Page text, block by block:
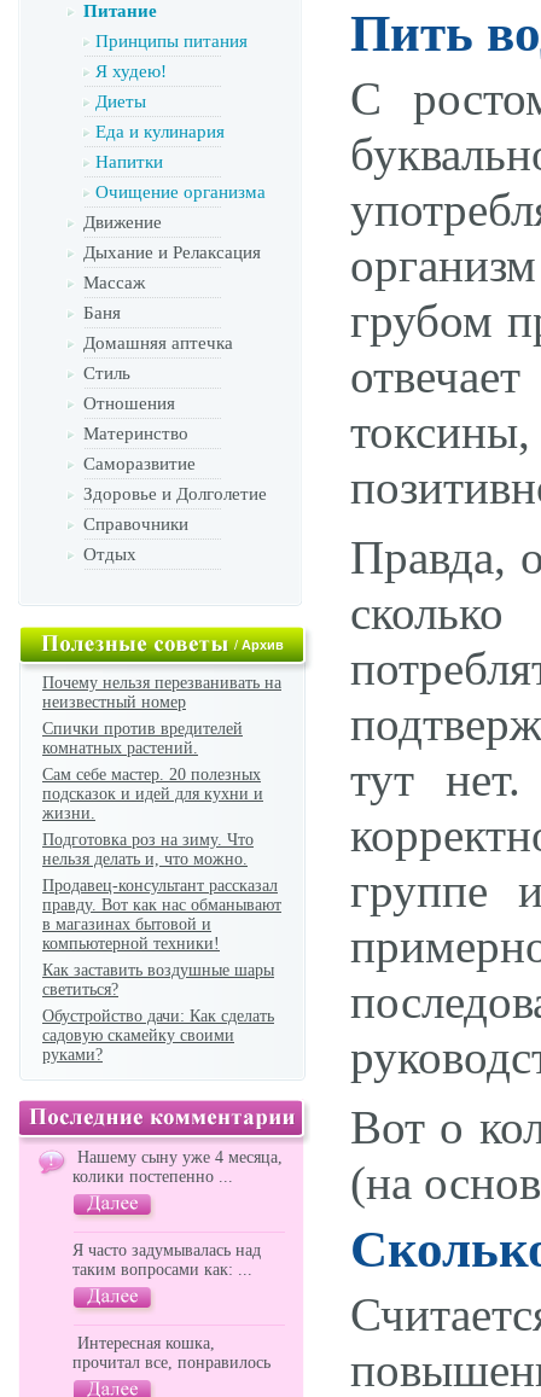
Питание
Принципы питания
Я худею!
Диеты
Еда и кулинария
Напитки
Очищение организма
Движение
Дыхание и Релаксация
Массаж
Баня
Домашняя аптечка
Стиль
Отношения
Материнство
Саморазвитие
Здоровье и Долголетие
Справочники
Отдых
/Архив
Почему нельзя перезванивать на
неизвестный номер
Спички против вредителей
комнатных растений.
Сам себе мастер. 20 полезных
подсказок и идей для кухни и
жизни.
Подготовка роз на зиму. Что
нельзя делать и, что можно.
Продавец-консультант рассказал
правду. Вот как нас обманывают
в магазинах бытовой и
компьютерной техники!
Как заставить воздушные шары
светиться?
Обустройство дачи: Как сделать
садовую скамейку своими
руками?
Нашему сыну уже 4 месяца,
колики постепенно ...
Я часто задумывалась над
таким вопросами как: ...
Интересная кошка,
прочитал все, понравилось
Пить
С
грубом
Правда,
тут
группе
Вот о
(на